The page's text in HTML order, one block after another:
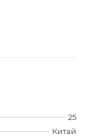
25
Китай